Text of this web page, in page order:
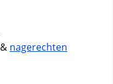
& nagerechten